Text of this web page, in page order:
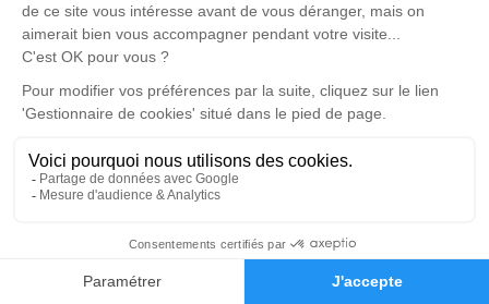
Faire-part Hommages
lundi 07 octobre 2024 à 15h00
Eglise de Brissarthe de Les Hauts d'Anjou
49330 Les Hauts d'Anjou
Je rends hommage